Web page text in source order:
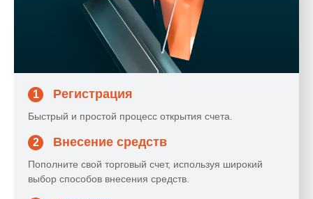
1 Регистрация
Быстрый и простой процесс открытия счета.
2 Внесение средств
Пополните свой торговый счет, используя широкий
выбор способов внесения средств.